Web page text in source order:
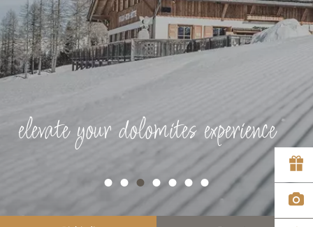
elevate your dolomites experience